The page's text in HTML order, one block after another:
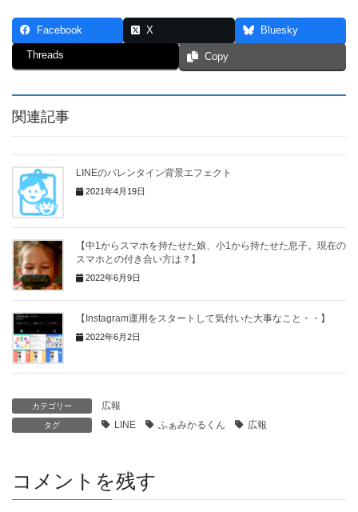
Facebook X Bluesky
Threads Copy
関連記事
LINEのバレンタイン背景エフェクト
2021年4月19日
【中1からスマホを持たせた娘、小1から持たせた息子。現在の
スマホとの付き合い方は？】
2022年6月9日
【Instagram運用をスタートして気付いた大事なこと・・】
2022年6月2日
カテゴリー 広報
タグ LINE ふぁみかるくん 広報
コメントを残す